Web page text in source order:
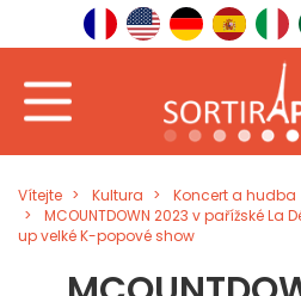
Vítejte Kultura
Koncert a hudba
MCOUNTDOWN 2023 v pařížské La
up velké K-popové show